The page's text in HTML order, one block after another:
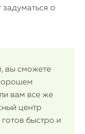
задуматься о
вы сможете
вам все же
центр
быстро и